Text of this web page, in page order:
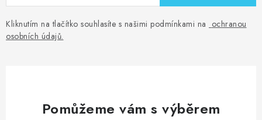
Kliknutím na tlačítko souhlasíte s našimi podmínkami na ochranou
osobních údajů.
Pomůžeme vám s výběrem